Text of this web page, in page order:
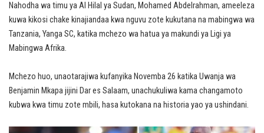
Nahodha wa timu ya Al Hilal ya Sudan, Mohamed Abdelrahman, ameeleza
kuwa kikosi chake kinajiandaa kwa nguvu zote kukutana na mabingwa wa
Tanzania, Yanga SC, katika mchezo wa hatua ya makundi ya Ligi ya
Mabingwa Afrika.
Mchezo huo, unaotarajiwa kufanyika Novemba 26 katika Uwanja wa
Benjamin Mkapa jijini Dar es Salaam, unachukuliwa kama changamoto
kubwa kwa timu zote mbili, hasa kutokana na historia yao ya ushindani.